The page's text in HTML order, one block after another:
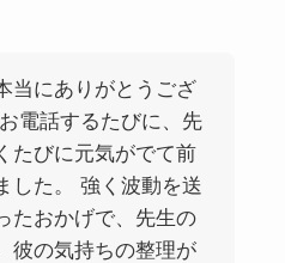
当にありがとうござ
電話するたびに、先
たびに元気がでて前
した。 強く波動を送
たおかげで、先生の
彼の気持ちの整理が